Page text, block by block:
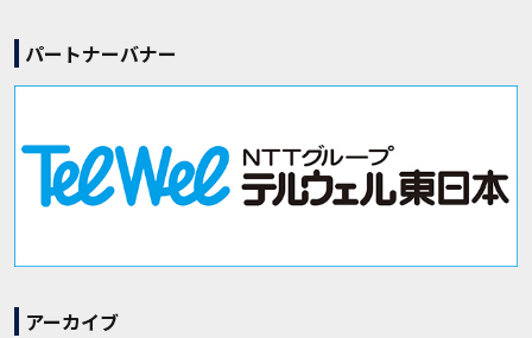
パートナーバナー
アーカイブ